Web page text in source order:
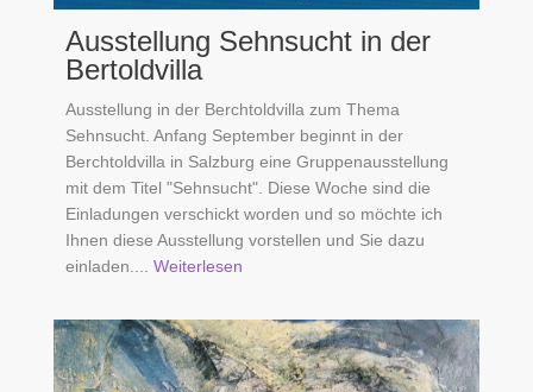
Ausstellung Sehnsucht in der
Bertoldvilla
Ausstellung in der Berchtoldvilla zum Thema
Sehnsucht. Anfang September beginnt in der
Berchtoldvilla in Salzburg eine Gruppenausstellung
mit dem Titel "Sehnsucht". Diese Woche sind die
Einladungen verschickt worden und so möchte ich
Ihnen diese Ausstellung vorstellen und Sie dazu
einladen.
... Weiterlesen